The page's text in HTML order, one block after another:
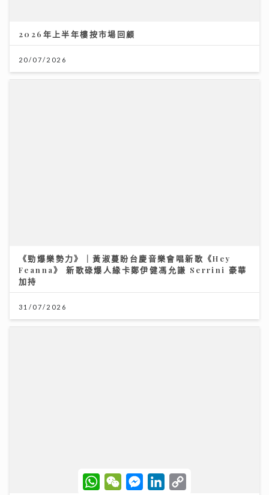
2026年上半年樓按市場回顧
20/07/2026
《勁爆樂勢力》｜黃淑蔓盼台慶音樂會唱新歌《Hey
Feanna》 新歌碌爆人緣卡鄭伊健馮允謙 Serrini 豪華
加持
31/07/2026
W
h
W
e
M
e
L